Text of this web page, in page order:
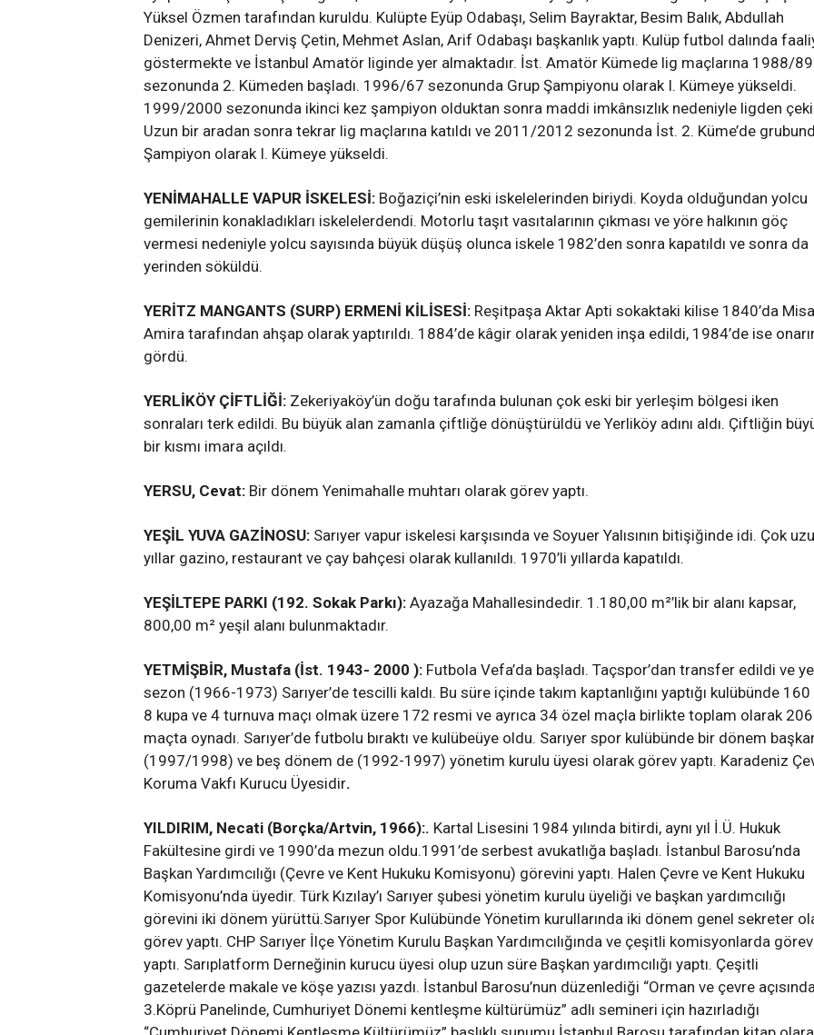
Yüksel Özmen tarafından kuruldu. Kulüpte Eyüp Odabaşı, Selim Bayraktar, Besim Balık, Abdullah
Denizeri, Ahmet Derviş Çetin, Mehmet Aslan, Arif Odabaşı başkanlık yaptı. Kulüp futbol dalında
göstermekte ve İstanbul Amatör liginde yer almaktadır. İst. Amatör Kümede lig maçlarına 1988/89
sezonunda 2. Kümeden başladı. 1996/67 sezonunda Grup Şampiyonu olarak I. Kümeye yükseldi.
1999/2000 sezonunda ikinci kez şampiyon olduktan sonra maddi imkânsızlık nedeniyle ligden
Uzun bir aradan sonra tekrar lig maçlarına katıldı ve 2011/2012 sezonunda İst. 2. Küme’de
Şampiyon olarak I. Kümeye yükseldi.
YENİMAHALLE VAPUR İSKELESİ: Boğaziçi’nin eski iskelelerinden biriydi. Koyda olduğundan yolcu
gemilerinin konakladıkları iskelelerdendi. Motorlu taşıt vasıtalarının çıkması ve yöre halkının göç
vermesi nedeniyle yolcu sayısında büyük düşüş olunca iskele 1982’den sonra kapatıldı ve sonra da
yerinden söküldü.
YERİTZ MANGANTS (SURP) ERMENİ KİLİSESİ: Reşitpaşa Aktar Apti sokaktaki kilise 1840’da
Amira tarafından ahşap olarak yaptırıldı. 1884’de kâgir olarak yeniden inşa edildi, 1984’de ise
gördü.
YERLİKÖY ÇİFTLİĞİ: Zekeriyaköy’ün doğu tarafında bulunan çok eski bir yerleşim bölgesi iken
sonraları terk edildi. Bu büyük alan zamanla çiftliğe dönüştürüldü ve Yerliköy adını aldı. Çiftliğin
bir kısmı imara açıldı.
YERSU, Cevat: Bir dönem Yenimahalle muhtarı olarak görev yaptı.
YEŞİL YUVA GAZİNOSU: Sarıyer vapur iskelesi karşısında ve Soyuer Yalısının bitişiğinde idi. Çok
yıllar gazino, restaurant ve çay bahçesi olarak kullanıldı. 1970’li yıllarda kapatıldı.
YEŞİLTEPE PARKI (192. Sokak Parkı): Ayazağa Mahallesindedir. 1.180,00 m²’lik bir alanı kapsar,
800,00 m² yeşil alanı bulunmaktadır.
YETMİŞBİR, Mustafa (İst. 1943- 2000 ): Futbola Vefa’da başladı. Taçspor’dan transfer edildi ve
sezon (1966-1973) Sarıyer’de tescilli kaldı. Bu süre içinde takım kaptanlığını yaptığı kulübünde 160
8 kupa ve 4 turnuva maçı olmak üzere 172 resmi ve ayrıca 34 özel maçla birlikte toplam olarak 206
maçta oynadı. Sarıyer’de futbolu bıraktı ve kulübeüye oldu. Sarıyer spor kulübünde bir dönem
(1997/1998) ve beş dönem de (1992-1997) yönetim kurulu üyesi olarak görev yaptı. Karadeniz
Koruma Vakfı Kurucu Üyesidir.
YILDIRIM, Necati (Borçka/Artvin, 1966):. Kartal Lisesini 1984 yılında bitirdi, aynı yıl İ.Ü. Hukuk
Fakültesine girdi ve 1990’da mezun oldu.1991’de serbest avukatlığa başladı. İstanbul Barosu’nda
Başkan Yardımcılığı (Çevre ve Kent Hukuku Komisyonu) görevini yaptı. Halen Çevre ve Kent Hukuku
Komisyonu’nda üyedir. Türk Kızılay’ı Sarıyer şubesi yönetim kurulu üyeliği ve başkan yardımcılığı
görevini iki dönem yürüttü.Sarıyer Spor Kulübünde Yönetim kurullarında iki dönem genel sekreter
görev yaptı. CHP Sarıyer İlçe Yönetim Kurulu Başkan Yardımcılığında ve çeşitli komisyonlarda görev
yaptı. Sarıplatform Derneğinin kurucu üyesi olup uzun süre Başkan yardımcılığı yaptı. Çeşitli
gazetelerde makale ve köşe yazısı yazdı. İstanbul Barosu’nun düzenlediği “Orman ve çevre
3.Köprü Panelinde, Cumhuriyet Dönemi kentleşme kültürümüz” adlı semineri için hazırladığı